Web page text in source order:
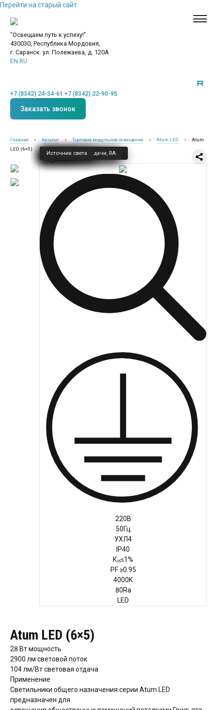
Перейти на старый сайт
“Освещаем путь к успеху!”
430030, Республика Мордовия,
г. Саранск. ул. Полежаева, д. 120А
EN RU
+7 (8342) 24-34-61 +7 (8342) 22-90-95
Заказать звонок
Новинки
Общественное освещение
Промышленное освещение
ЖКХ освещение
Торговое модульное освещение
Уличное освещение
Облучатели
Прожекторное освещение
Освещение информационных и классных досок
Главная › Каталог › Торговое модульное освещение › Atum LED ›
Atum
LED (6×5)
Класс защиты — I
220В
Напряжение
50Гц
Частота
УХЛ4
Климатическое исполнение
IP40
Влагозащита, IP
Кп≤1%
Коэффициент пульсации
PF ≥0.95
Коэффициент мощности
4000K
Цветовая температура, K
80Ra
Индекс цветопередачи, RA
LED
Источник света
Atum LED (6×5)
28 Втмощность
2900 лм световой поток
104 лм/Втсветовая отдача
Применение
Светильники общего назначения серии Atum LED
предназначен для